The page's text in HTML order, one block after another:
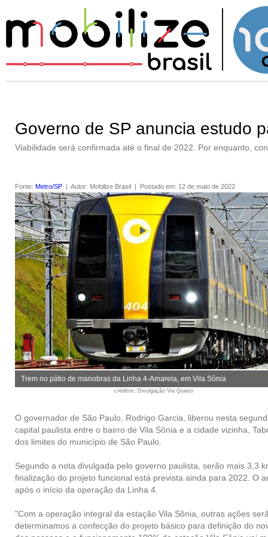
Governo de SP anuncia estudo
Viabilidade será confirmada até o final de 2022. Por enquanto,
Fonte: Metro/SP | Autor: Mobilize Brasil | Postado em: 12 de maio de 2022
Trem no pátio de manobras da Linha 4-Amarela, em Vila Sônia
créditos: Divulgação Via Quatro
O governador de São Paulo, Rodrigo Garcia, liberou nesta
capital paulista entre o bairro de Vila Sônia e a cidade vizinha,
dos limites do município de São Paulo.
Segundo a nota divulgada pelo governo paulista, serão mais 3,3
finalização do projeto funcional está prevista ainda para 2022. O
após o início da operação da Linha 4.
"Com a operação integral da estação Vila Sônia, outras ações
determinamos a confecção do projeto básico para definição do